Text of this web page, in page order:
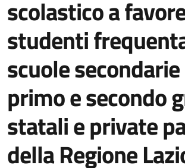
scolastico a
studenti
scuole
primo e secondo
statali e private
della Regione